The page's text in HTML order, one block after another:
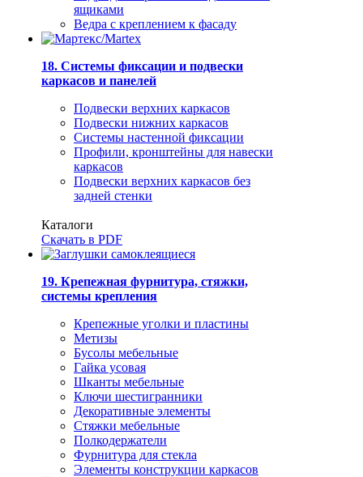
ящиками
Ведра с креплением к фасаду
18. Системы фиксации и подвески
каркасов и панелей
Подвески верхних каркасов
Подвески нижних каркасов
Системы настенной фиксации
Профили, кронштейны для навески
каркасов
Подвески верхних каркасов без
задней стенки
Каталоги
Скачать в PDF
19. Крепежная фурнитура, стяжки,
системы крепления
Крепежные уголки и пластины
Метизы
Бусолы мебельные
Гайка усовая
Шканты мебельные
Ключи шестигранники
Декоративные элементы
Стяжки мебельные
Полкодержатели
Фурнитура для стекла
Элементы конструкции каркасов